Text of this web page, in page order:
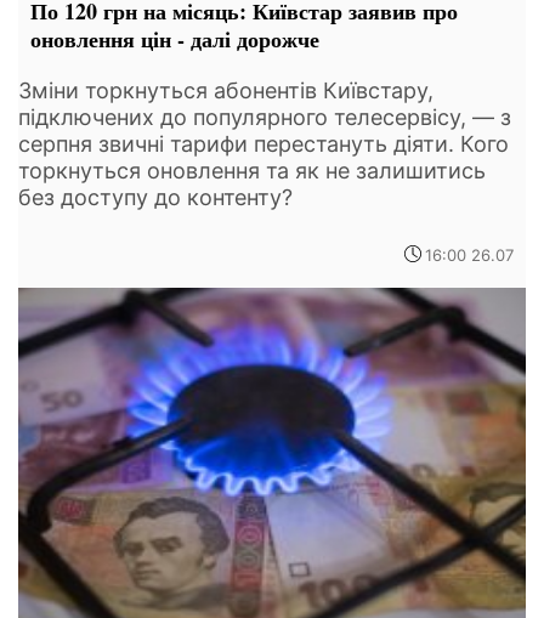
По 120 грн на місяць: Київстар заявив про
оновлення цін - далі дорожче
Зміни торкнуться абонентів Київстару,
підключених до популярного телесервісу, — з
серпня звичні тарифи перестануть діяти. Кого
торкнуться оновлення та як не залишитись
без доступу до контенту?
16:00 26.07